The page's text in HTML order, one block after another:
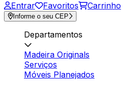
Entrar Favoritos Carrinho
Informe o seu CEP
Departamentos
Madeira Originals
Serviços
Móveis Planejados